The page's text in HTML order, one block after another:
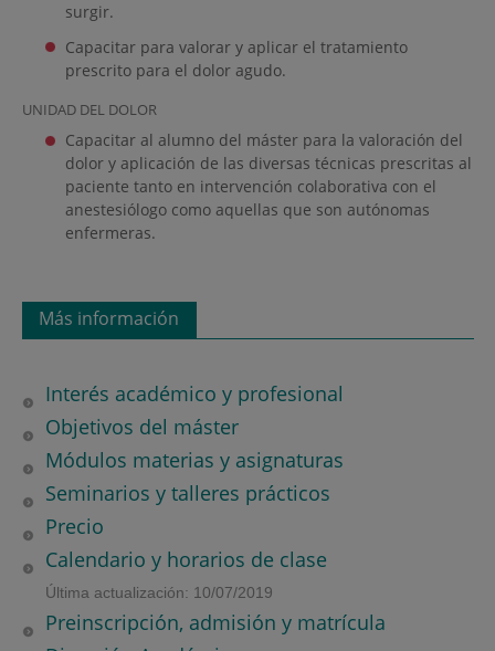
surgir.
Capacitar para valorar y aplicar el tratamiento
prescrito para el dolor agudo.
UNIDAD DEL DOLOR
Capacitar al alumno del máster para la valoración del
dolor y aplicación de las diversas técnicas prescritas al
paciente tanto en intervención colaborativa con el
anestesiólogo como aquellas que son autónomas
enfermeras.
Más información
Interés académico y profesional
Objetivos del máster
Módulos materias y asignaturas
Seminarios y talleres prácticos
Precio
Calendario y horarios de clase
Última actualización: 10/07/2019
Preinscripción, admisión y matrícula